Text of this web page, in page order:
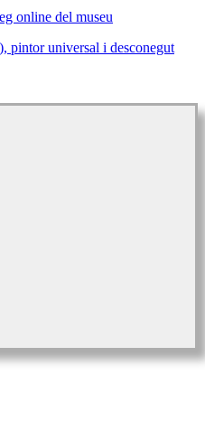
online del museu
pintor universal i desconegut